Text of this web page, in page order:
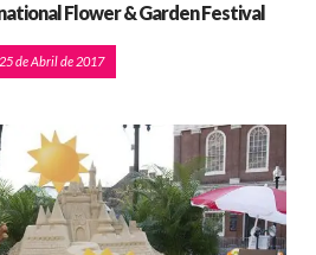
Flower & Garden Festival
25 de Abril de 2017